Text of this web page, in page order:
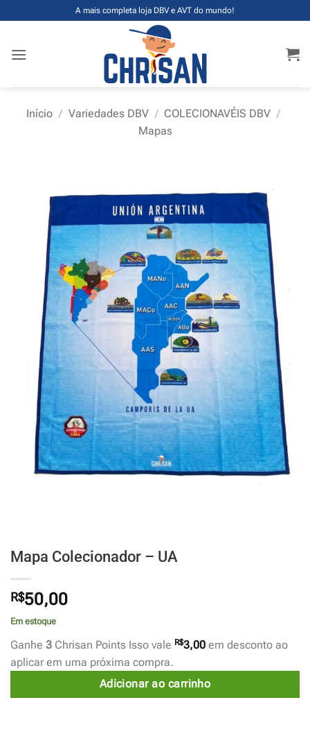
to
A mais completa loja DBV e AVT do mundo!
Início / Variedades DBV / COLECIONAVÉIS DBV /
Mapas
Mapa Colecionador – UA
R$50,00
Em estoque
Ganhe 3 Chrisan Points Isso vale R$3,00 em desconto ao
aplicar em uma próxima compra.
Adicionar ao carrinho